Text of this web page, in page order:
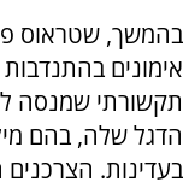
בהמשך, שטראוס
אימונים
תקשורתי שמנסה
הדגל שלה, בהם
בעדינות. הצרכנים